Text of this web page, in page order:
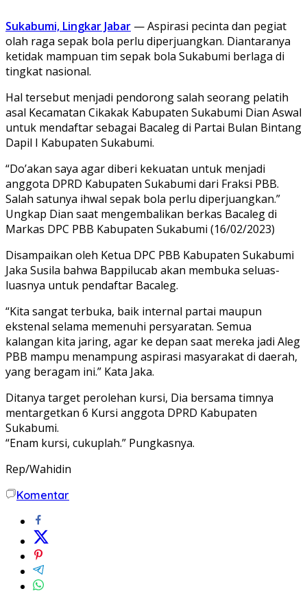
Sukabumi, Lingkar Jabar — Aspirasi pecinta dan pegiat
olah raga sepak bola perlu diperjuangkan. Diantaranya
ketidak mampuan tim sepak bola Sukabumi berlaga di
tingkat nasional.
Hal tersebut menjadi pendorong salah seorang pelatih
asal Kecamatan Cikakak Kabupaten Sukabumi Dian Aswal
untuk mendaftar sebagai Bacaleg di Partai Bulan Bintang
Dapil I Kabupaten Sukabumi.
“Do’akan saya agar diberi kekuatan untuk menjadi
anggota DPRD Kabupaten Sukabumi dari Fraksi PBB.
Salah satunya ihwal sepak bola perlu diperjuangkan.”
Ungkap Dian saat mengembalikan berkas Bacaleg di
Markas DPC PBB Kabupaten Sukabumi (16/02/2023)
Disampaikan oleh Ketua DPC PBB Kabupaten Sukabumi
Jaka Susila bahwa Bappilucab akan membuka seluas-
luasnya untuk pendaftar Bacaleg.
“Kita sangat terbuka, baik internal partai maupun
ekstenal selama memenuhi persyaratan. Semua
kalangan kita jaring, agar ke depan saat mereka jadi Aleg
PBB mampu menampung aspirasi masyarakat di daerah,
yang beragam ini.” Kata Jaka.
Ditanya target perolehan kursi, Dia bersama timnya
mentargetkan 6 Kursi anggota DPRD Kabupaten
Sukabumi.
“Enam kursi, cukuplah.” Pungkasnya.
Rep/Wahidin
Komentar